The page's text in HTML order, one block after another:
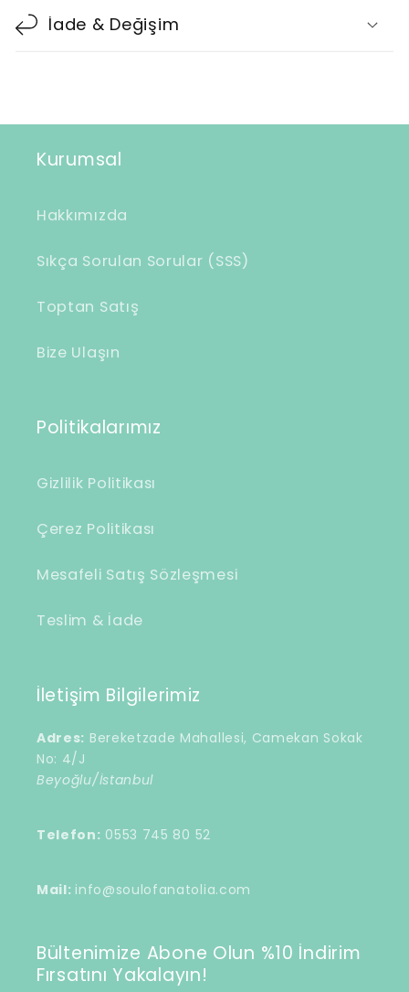
a
l
İade & Değişim
Kurumsal
Hakkımızda
Sıkça Sorulan Sorular (SSS)
Toptan Satış
Bize Ulaşın
Politikalarımız
Gizlilik Politikası
Çerez Politikası
Mesafeli Satış Sözleşmesi
Teslim & İade
İletişim Bilgilerimiz
Adres: Bereketzade Mahallesi, Camekan Sokak
No: 4/J
Beyoğlu/İstanbul
Telefon: 0553 745 80 52
Mail: info@soulofanatolia.com
Bültenimize Abone Olun %10 İndirim
Fırsatını Yakalayın!